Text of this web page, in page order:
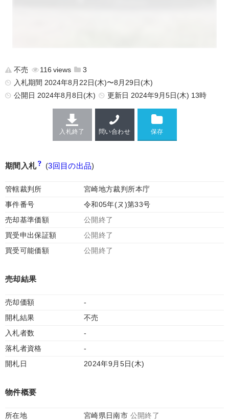
不売 116
3
入札期間 2024年8月22日(木)〜8月29日(木)
公開日 2024年8月8日(木) 更新日 2024年9月5日(木) 13時
入札終了 問い合わせ
期間入札 (3回目の出品)
管轄裁判所
宮崎地方裁判所本庁
事件番号
令和05年(ヌ)第33号
売却基準価額
公開終了
買受申出保証額
公開終了
買受可能価額
公開終了
売却結果
売却価額
-
開札結果
不売
入札者数
-
落札者資格
-
開札日
2024年9月5日(木)
物件概要
所在地 宮崎県日南市 公開終了